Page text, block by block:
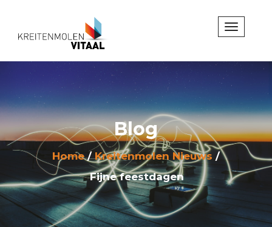
Blog
Home
Kreitenmolen Nieuws
Fijne feestdagen